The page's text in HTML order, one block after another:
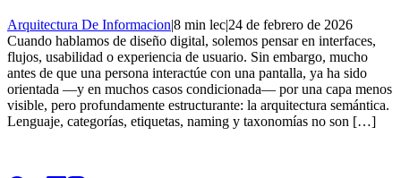
Arquitectura De Informacion|8 min lec|24 de febrero de 2026
Cuando hablamos de diseño digital, solemos pensar en interfaces,
flujos, usabilidad o experiencia de usuario. Sin embargo, mucho
antes de que una persona interactúe con una pantalla, ya ha sido
orientada —y en muchos casos condicionada— por una capa menos
visible, pero profundamente estructurante: la arquitectura semántica.
Lenguaje, categorías, etiquetas, naming y taxonomías no son […]